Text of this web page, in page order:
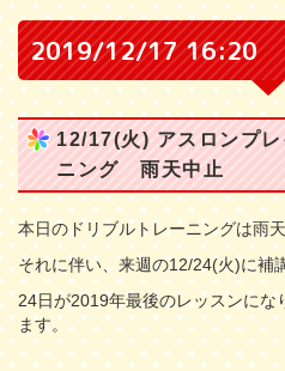
2019/12/17 16:20
12/17(火) アスロンプ
ニング 雨天中止
本日のドリブルトレーニングは雨
それに伴い、来週の12/24(火)に補
24日が2019年最後のレッスンにな
ます。